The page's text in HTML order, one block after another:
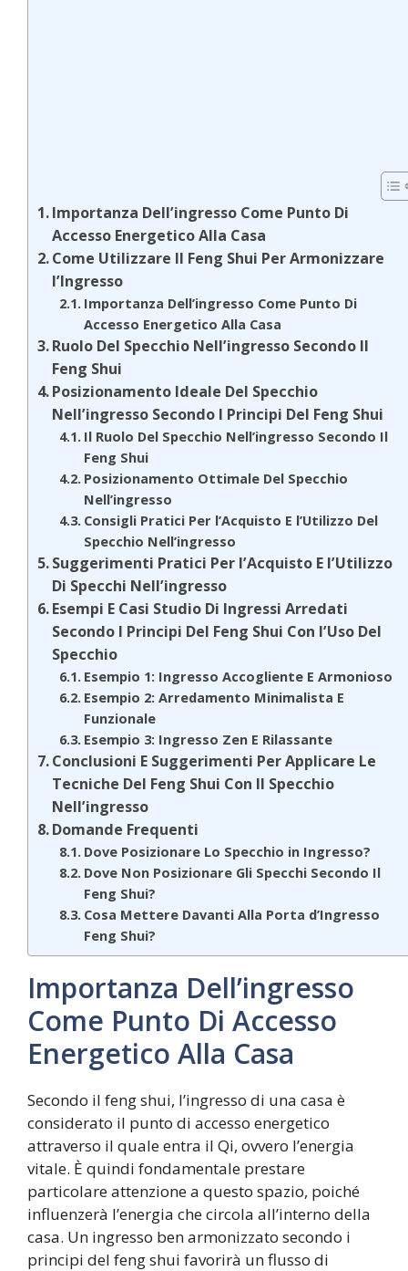
Importanza Dell’ingresso Come Punto Di
Accesso Energetico Alla Casa
Come Utilizzare Il Feng Shui Per Armonizzare
l’Ingresso
Importanza Dell’ingresso Come Punto Di
Accesso Energetico Alla Casa
Ruolo Del Specchio Nell’ingresso Secondo Il
Feng Shui
Posizionamento Ideale Del Specchio
Nell’ingresso Secondo I Principi Del Feng Shui
Il Ruolo Del Specchio Nell’ingresso Secondo Il
Feng Shui
Posizionamento Ottimale Del Specchio
Nell’ingresso
Consigli Pratici Per l’Acquisto E l’Utilizzo Del
Specchio Nell’ingresso
Suggerimenti Pratici Per l’Acquisto E l’Utilizzo
Di Specchi Nell’ingresso
Esempi E Casi Studio Di Ingressi Arredati
Secondo I Principi Del Feng Shui Con l’Uso Del
Specchio
Esempio 1: Ingresso Accogliente E Armonioso
Esempio 2: Arredamento Minimalista E
Funzionale
Esempio 3: Ingresso Zen E Rilassante
Conclusioni E Suggerimenti Per Applicare Le
Tecniche Del Feng Shui Con Il Specchio
Nell’ingresso
Domande Frequenti
Dove Posizionare Lo Specchio in Ingresso?
Dove Non Posizionare Gli Specchi Secondo Il
Feng Shui?
Cosa Mettere Davanti Alla Porta d’Ingresso
Feng Shui?
Importanza Dell’ingresso
Come Punto Di Accesso
Energetico Alla Casa
Secondo il feng shui, l’ingresso di una casa è
considerato il punto di accesso energetico
attraverso il quale entra il Qi, ovvero l’energia
vitale. È quindi fondamentale prestare
particolare attenzione a questo spazio, poiché
influenzerà l’energia che circola all’interno della
casa. Un ingresso ben armonizzato secondo i
principi del feng shui favorirà un flusso di